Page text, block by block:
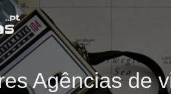
Agências de